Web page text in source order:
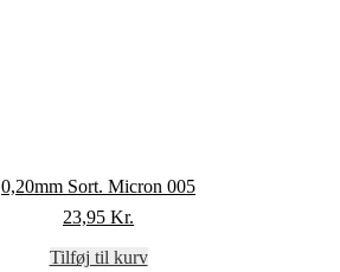
0,20mm Sort. Micron 005
23,95 Kr.
Tilføj til kurv